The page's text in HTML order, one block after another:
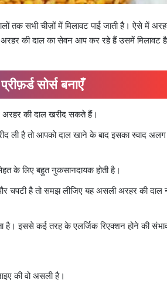
तक सभी चीज़ों में मिलावट पाई जाती है। ऐसे में
की दाल का सेवन आप कर रहे हैं उसमें मिलावट है
सोर्स बनाएँ
अरहर की दाल खरीद सकते हैं।
ली है तो आपको दाल खाने के बाद इसका स्वाद अलग
के लिए बहुत नुकसानदायक होती है।
चपटी है तो समझ लीजिए यह असली अरहर की दाल
है। इससे कई तरह के एलर्जिक रिएक्शन होने की
की वो असली है।